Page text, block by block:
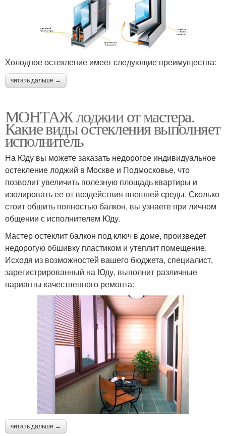
Холодное остекление имеет следующие преимущества:
читать дальше →
МОНТАЖ лоджии от мастера.
Какие виды остекления выполняет
исполнитель
На Юду вы можете заказать недорогое индивидуальное
остекление лоджий в Москве и Подмосковье, что
позволит увеличить полезную площадь квартиры и
изолировать ее от воздействия внешней среды. Сколько
стоит обшить полностью балкон, вы узнаете при личном
общении с исполнителем Юду.
Мастер остеклит балкон под ключ в доме, произведет
недорогую обшивку пластиком и утеплит помещение.
Исходя из возможностей вашего бюджета, специалист,
зарегистрированный на Юду, выполнит различные
варианты качественного ремонта:
читать дальше →